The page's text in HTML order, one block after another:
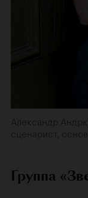
Группа